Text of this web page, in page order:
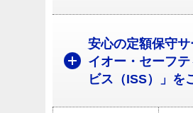
安心の定額保守
イオー・セーフ
ビス（ISS）」を